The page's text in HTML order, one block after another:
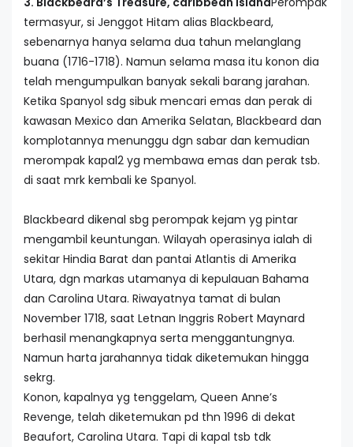
termasyur, si Jenggot Hitam alias Blackbeard,
sebenarnya hanya selama dua tahun melanglang
buana (1716-1718). Namun selama masa itu konon dia
telah mengumpulkan banyak sekali barang jarahan.
Ketika Spanyol sdg sibuk mencari emas dan perak di
kawasan Mexico dan Amerika Selatan, Blackbeard dan
komplotannya menunggu dgn sabar dan kemudian
merompak kapal2 yg membawa emas dan perak tsb.
di saat mrk kembali ke Spanyol.
Blackbeard dikenal sbg perompak kejam yg pintar
mengambil keuntungan. Wilayah operasinya ialah di
sekitar Hindia Barat dan pantai Atlantis di Amerika
Utara, dgn markas utamanya di kepulauan Bahama
dan Carolina Utara. Riwayatnya tamat di bulan
November 1718, saat Letnan Inggris Robert Maynard
berhasil menangkapnya serta menggantungnya.
Namun harta jarahannya tidak diketemukan hingga
sekrg.
Konon, kapalnya yg tenggelam, Queen Anne’s
Revenge, telah diketemukan pd thn 1996 di dekat
Beaufort, Carolina Utara. Tapi di kapal tsb tdk